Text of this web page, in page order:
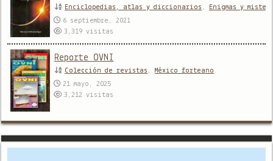
Enciclopedias, atlas y diccionarios , Enigmas y
6 septiembre, 2021
3,319visitas
Reporte OVNI
Colección de revistas , México forteano
21 mayo, 2025
3,212visitas